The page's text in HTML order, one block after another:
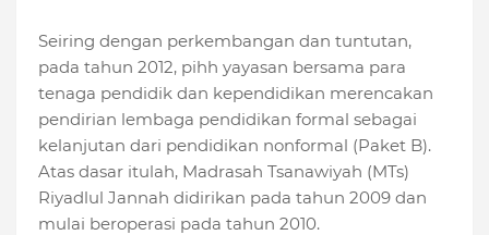
Seiring dengan perkembangan dan tuntutan,
pada tahun 2012, pihh yayasan bersama para
tenaga pendidik dan kependidikan merencakan
pendirian lembaga pendidikan formal sebagai
kelanjutan dari pendidikan nonformal (Paket B).
Atas dasar itulah, Madrasah Tsanawiyah (MTs)
Riyadlul Jannah didirikan pada tahun 2009 dan
mulai beroperasi pada tahun 2010.